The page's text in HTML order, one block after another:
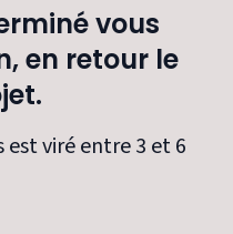
vous
en retour le
viré entre 3 et 6